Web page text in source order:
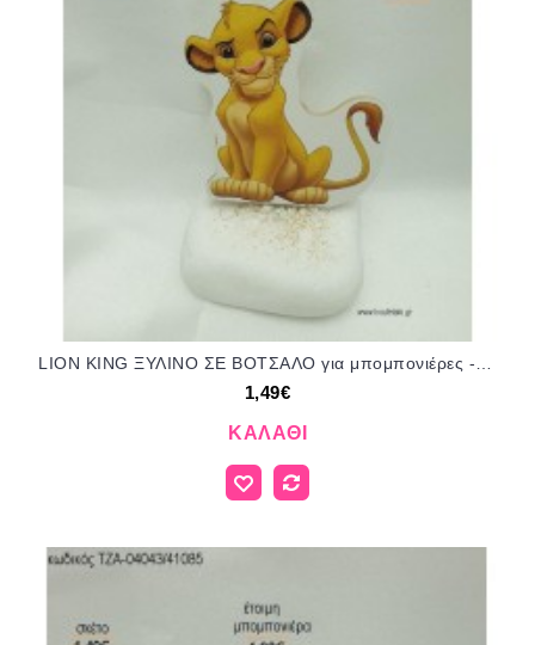
1,49€
ΚΑΛΆΘΙ